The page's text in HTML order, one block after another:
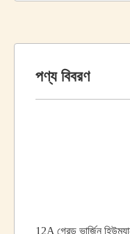
পণ্য বিবরণ
12A গ্রেড ভার্জিন